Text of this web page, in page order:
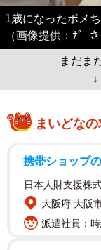
1歳になったポメ
（画像提供：ﾅ゛さ
まだま
まいどな
携帯ショップ
日本人財支援株
大阪府 大阪
派遣社員：